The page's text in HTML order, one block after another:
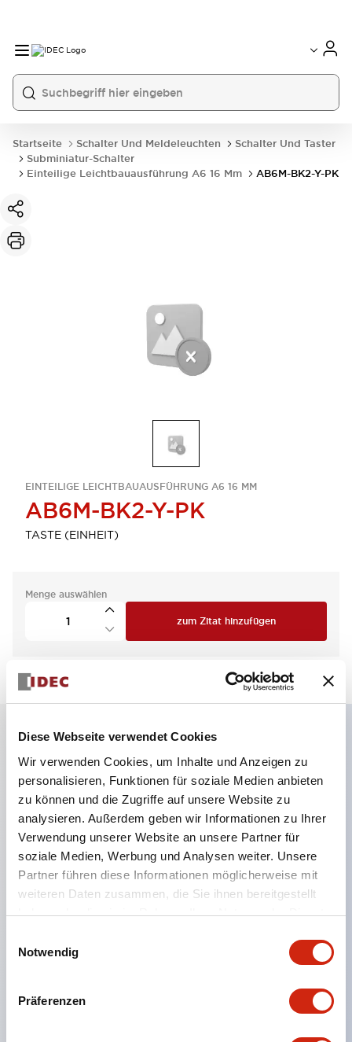
Diese Webseite verwendet Cookies
Wir verwenden Cookies, um Inhalte und Anzeigen zu
personalisieren, Funktionen für soziale Medien anbieten
zu können und die Zugriffe auf unsere Website zu
analysieren. Außerdem geben wir Informationen zu Ihrer
Verwendung unserer Website an unsere Partner für
soziale Medien, Werbung und Analysen weiter. Unsere
Partner führen diese Informationen möglicherweise mit
weiteren Daten zusammen, die Sie ihnen bereitgestellt
haben oder die sie im Rahmen Ihrer Nutzung der Dienste
Notwendig
Präferenzen
Startseite Schalter Und Meldeleuchten
Schalter Und Taster
Subminiatur-Schalter
Einteilige Leichtbauausführung A6 16 Mm
AB6M-BK2-Y-PK
EINTEILIGE LEICHTBAUAUSFÜHRUNG A6 16 MM
AB6M-BK2-Y-PK
TASTE (EINHEIT)
Menge auswählen
zum Zitat hinzufügen
Hauptmerkmale
Geeignet für ein breites Anwendungsspektrum
von der Konsumelektronik bis zum FA-Bereich
LED-Beleuchtungseinheit mit integriertem
strombegrenzendem Widerstand und Diode im
LED-Lampenkörper
Schutzarten IP40 und IP65 vollständig verfügbar
UL- und CSA-zertifiziert. Entspricht EN (Europa)
Normen. CCC-zertifiziert (außer Anzeigeleuchten).
Mit speziellem Zubehör leicht auf Φ22 Flash-